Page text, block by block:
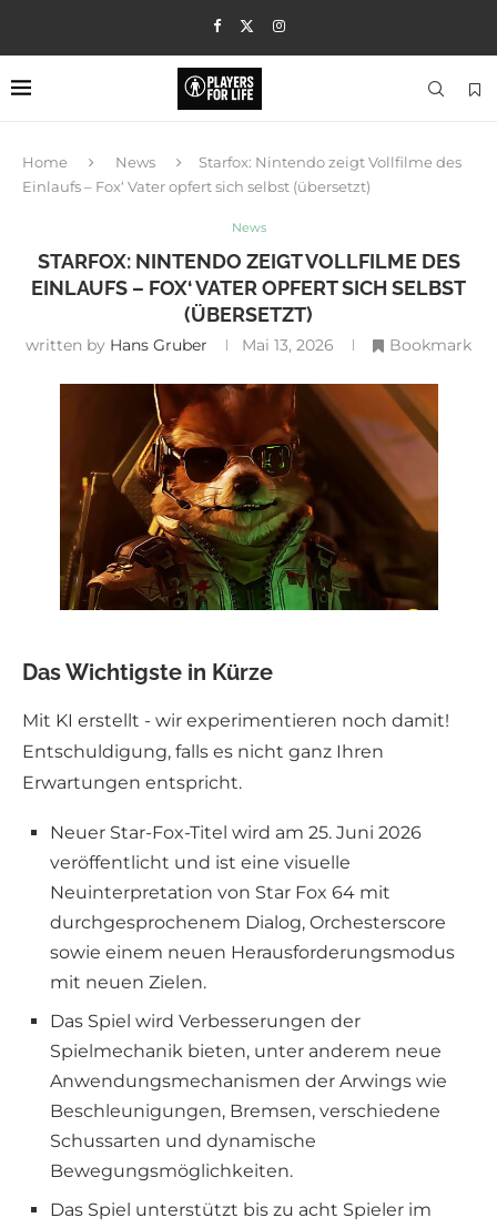
Home News
Starfox: Nintendo zeigt Vollfilme des
Einlaufs – Fox‘ Vater opfert sich selbst (übersetzt)
News
STARFOX: NINTENDO ZEIGT VOLLFILME DES
EINLAUFS – FOX‘ VATER OPFERT SICH SELBST
(ÜBERSETZT)
written by Hans Gruber Mai 13, 2026 Bookmark
Das Wichtigste in Kürze
Mit KI erstellt - wir experimentieren noch damit!
Entschuldigung, falls es nicht ganz Ihren
Erwartungen entspricht.
Neuer Star-Fox-Titel wird am 25. Juni 2026
veröffentlicht und ist eine visuelle
Neuinterpretation von Star Fox 64 mit
durchgesprochenem Dialog, Orchesterscore
sowie einem neuen Herausforderungsmodus
mit neuen Zielen.
Das Spiel wird Verbesserungen der
Spielmechanik bieten, unter anderem neue
Anwendungsmechanismen der Arwings wie
Beschleunigungen, Bremsen, verschiedene
Schussarten und dynamische
Bewegungsmöglichkeiten.
Das Spiel unterstützt bis zu acht Spieler im